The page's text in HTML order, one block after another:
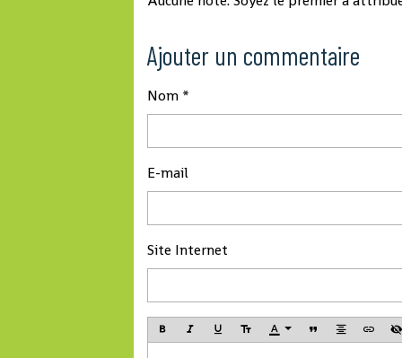
concéder les primo
diaspora, pour illustrer
le fait qu'il peut faire
des concessions. Mais
comme nous l'avons vu,
l'écart.
ont séjourné du
soit 5 mois après
première mission
faisant suite à
choisi de le
donc décidé d'en
Ajouter un commentaire
Nom
E-mail
Site Internet